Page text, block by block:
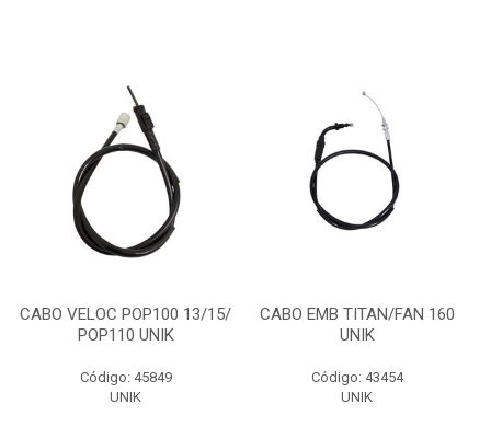
CABO VELOC POP100 13/15/
POP110 UNIK
Código: 45849
UNIK
CABO EMB TITAN/FAN 160
UNIK
Código: 43454
UNIK